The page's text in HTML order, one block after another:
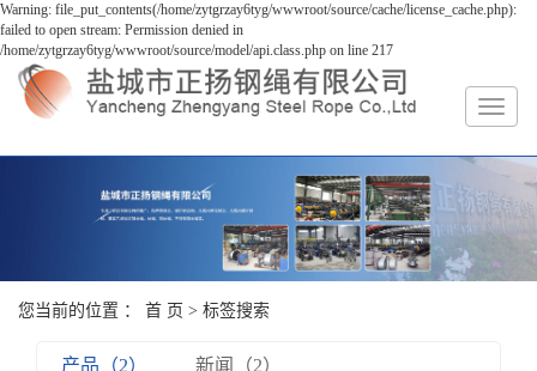
Warning: file_put_contents(/home/zytgrzay6tyg/wwwroot/source/cache/license_cache.php):
failed to open stream: Permission denied in
/home/zytgrzay6tyg/wwwroot/source/model/api.class.php on line 217
您当前的位置 ： 首 页 > 标签搜索
产品（2） 新闻（2）